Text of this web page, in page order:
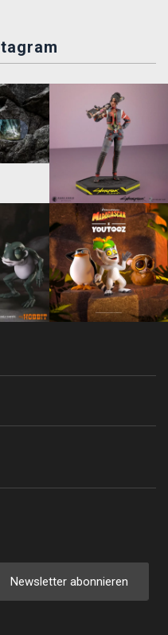
Newsletter abonnieren